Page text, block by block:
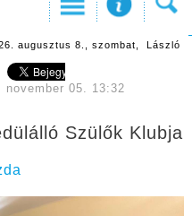
augusztus 8., szombat, László
november 05. 13:32
Szülők Klubja